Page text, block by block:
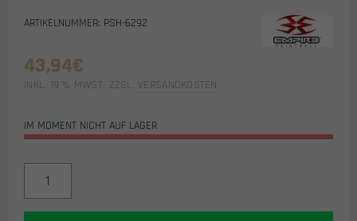
ARTIKELNUMMER: PSH-6292
43,94€
INKL. 19 % MWST. ZZGL. VERSANDKOSTEN
IM MOMENT NICHT AUF LAGER
VENTS/E-
FLEX